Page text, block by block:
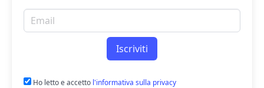
Email per newsletter
Iscriviti
Ho letto e accetto l'informativa sulla privacy